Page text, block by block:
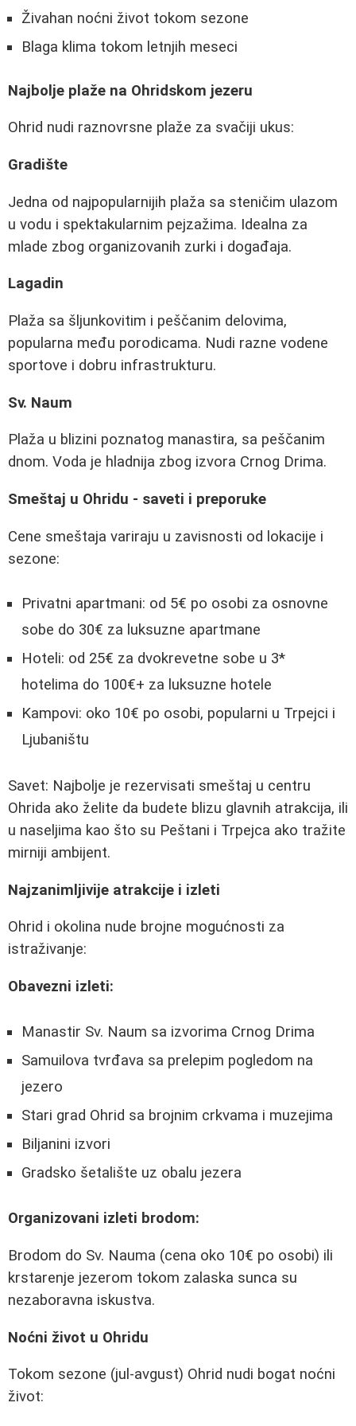
Živahan noćni život tokom sezone
Blaga klima tokom letnjih meseci
Najbolje plaže na Ohridskom jezeru
Ohrid nudi raznovrsne plaže za svačiji ukus:
Gradište
Jedna od najpopularnijih plaža sa steničim ulazom
u vodu i spektakularnim pejzažima. Idealna za
mlade zbog organizovanih zurki i događaja.
Lagadin
Plaža sa šljunkovitim i peščanim delovima,
popularna među porodicama. Nudi razne vodene
sportove i dobru infrastrukturu.
Sv. Naum
Plaža u blizini poznatog manastira, sa peščanim
dnom. Voda je hladnija zbog izvora Crnog Drima.
Smeštaj u Ohridu - saveti i preporuke
Cene smeštaja variraju u zavisnosti od lokacije i
sezone:
Privatni apartmani: od 5€ po osobi za osnovne
sobe do 30€ za luksuzne apartmane
Hoteli: od 25€ za dvokrevetne sobe u 3*
hotelima do 100€+ za luksuzne hotele
Kampovi: oko 10€ po osobi, popularni u Trpejci i
Ljubaništu
Savet: Najbolje je rezervisati smeštaj u centru
Ohrida ako želite da budete blizu glavnih atrakcija, ili
u naseljima kao što su Peštani i Trpejca ako tražite
mirniji ambijent.
Najzanimljivije atrakcije i izleti
Ohrid i okolina nude brojne mogućnosti za
istraživanje:
Obavezni izleti:
Manastir Sv. Naum sa izvorima Crnog Drima
Samuilova tvrđava sa prelepim pogledom na
jezero
Stari grad Ohrid sa brojnim crkvama i muzejima
Biljanini izvori
Gradsko šetalište uz obalu jezera
Organizovani izleti brodom:
Brodom do Sv. Nauma (cena oko 10€ po osobi) ili
krstarenje jezerom tokom zalaska sunca su
nezaboravna iskustva.
Noćni život u Ohridu
Tokom sezone (jul-avgust) Ohrid nudi bogat noćni
život: